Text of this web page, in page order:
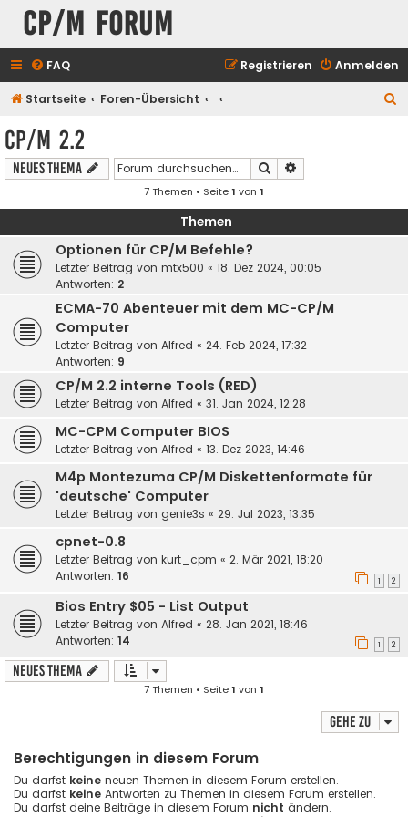
CP/M Forum
FAQ Anmelden
Registrieren
Startseite Foren-Übersicht
CP/M 2.2
Neues Thema Suche
7 Themen • Seite1 von 1
Themen
Optionen für CP/M Befehle?
Letzter Beitrag von mtx500 « 18. Dez 2024, 00:05
Antworten: 2
ECMA-70 Abenteuer mit dem MC-CP/M
Computer
Letzter Beitrag von Alfred « 24. Feb 2024, 17:32
Antworten: 9
CP/M 2.2 interne Tools (RED)
Letzter Beitrag von Alfred « 31. Jan 2024, 12:28
MC-CPM Computer BIOS
Letzter Beitrag von Alfred « 13. Dez 2023, 14:46
M4p Montezuma CP/M Diskettenformate für
'deutsche' Computer
Letzter Beitrag von genie3s « 29. Jul 2023, 13:35
cpnet-0.8
Letzter Beitrag von kurt_cpm « 2. Mär 2021, 18:20
Antworten: 16 1 2
Bios Entry $05 - List Output
Letzter Beitrag von Alfred « 28. Jan 2021, 18:46
Antworten: 14 1 2
Neues Thema
7 Themen • Seite1 von 1
Gehe zu
Berechtigungen in diesem Forum
Du darfst keine neuen Themen in diesem Forum erstellen.
Du darfst keine Antworten zu Themen in diesem Forum erstellen.
Du darfst deine Beiträge in diesem Forum nicht ändern.